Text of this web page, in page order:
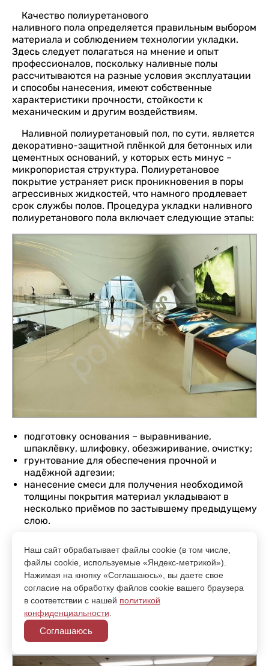
Наш сайт обрабатывает файлы cookie (в том числе,
файлы cookie, используемые «Яндекс-метрикой»).
Нажимая на кнопку «Соглашаюсь», вы даете свое
согласие на обработку файлов cookie вашего браузера
в соответствии с нашей политикой
конфиденциальности
Соглашаюсь
Качество полиуретанового
наливного пола определяется правильным выбором
материала и соблюдением технологии укладки.
Здесь следует полагаться на мнение и опыт
профессионалов, поскольку наливные полы
рассчитываются на разные условия эксплуатации
и способы нанесения, имеют собственные
характеристики прочности, стойкости к
механическим и другим воздействиям.
Наливной полиуретановый пол, по сути, является
декоративно-защитной плёнкой для бетонных или
цементных оснований, у которых есть минус –
микропористая структура. Полиуретановое
покрытие устраняет риск проникновения в поры
агрессивных жидкостей, что намного продлевает
срок службы полов. Процедура укладки наливного
полиуретанового пола включает следующие этапы:
подготовку основания – выравнивание,
шпаклёвку, шлифовку, обезжиривание, очистку;
грунтование для обеспечения прочной и
надёжной адгезии;
нанесение смеси для получения необходимой
толщины покрытия материал укладывают в
несколько приёмов по застывшему предыдущему
слою.
половможет показаться простой, но у этой
процедуры имеется много профессиональных
секретов. Кроме того, обязательно соблюдение
всех требований технологии, таких как
температурный режим, влажность воздуха и
прочее. Любая небрежность, ошибка или
отклонение от правил приведёт к значительному
ухудшению характеристик готового покрытия.